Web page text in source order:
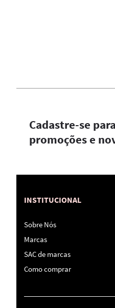
Cadastre-se
promoções e
INSTITUCIONAL
Sobre Nós
Marcas
SAC de marcas
Como comprar